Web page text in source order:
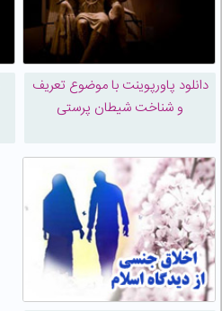
دانلود پاورپوینت با موضوع تعریف
و شناخت شیطان پرستی